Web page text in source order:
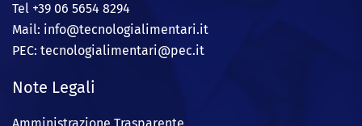
Tel +39 06 5654 8294
Mail: info@tecnologialimentari.it
PEC: tecnologialimentari@pec.it
Note Legali